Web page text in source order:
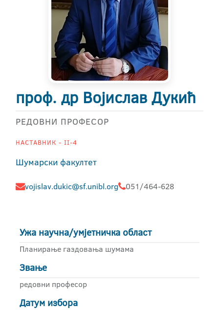
проф. др Војислав Дукић
РЕДОВНИ ПРОФЕСОР
НАСТАВНИК - II-4
Шумарски факултет
vojislav.dukic@sf.unibl.org 051/464-628
Ужа научна/умјетничка област
Планирање газдовања шумама
Звање
редовни професор
Датум избора